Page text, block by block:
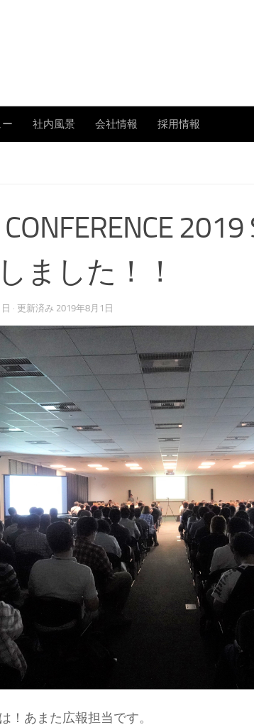
社内風景 会社情報 採用情報
ました！！
· 更新済み 2019年8月1日
！あまた広報担当です。